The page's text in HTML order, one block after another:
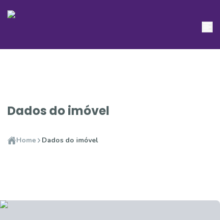
Dados do imóvel
Home Dados do imóvel